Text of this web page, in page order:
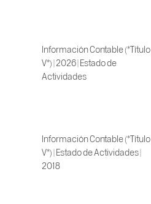
Información Contable (*Título
V*) | 2026 | Estado de
Actividades
Información Contable (*Título
V*) | Estado de Actividades |
2018